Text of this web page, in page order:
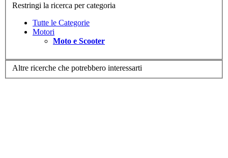
Restringi la ricerca per categoria
Tutte le Categorie
Motori
Moto e Scooter
Altre ricerche che potrebbero interessarti